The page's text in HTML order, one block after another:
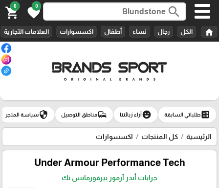
search
0
favorite
0
shopping_cart
home الكل رجال نساء أطفال اكسسوارات العلامات التجارية
ballotطلباتي السابقة emoji_emotionsآراء زبائننا commuteمناطق التوصيل securityسياسة المتجر
الرئيسية كل المنتجات اكسسوارات
Under Armour Performance Tech‏
جرابات أندر آرمور بيرفورمانس تك